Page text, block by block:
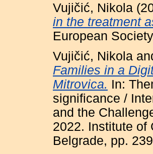
Vujičić, Nikola
in the treatment
European
Vujičić, Nikola
Families in a
Mitrovica. In:
significance /
and the
2022. Institute of
Belgrade, pp.